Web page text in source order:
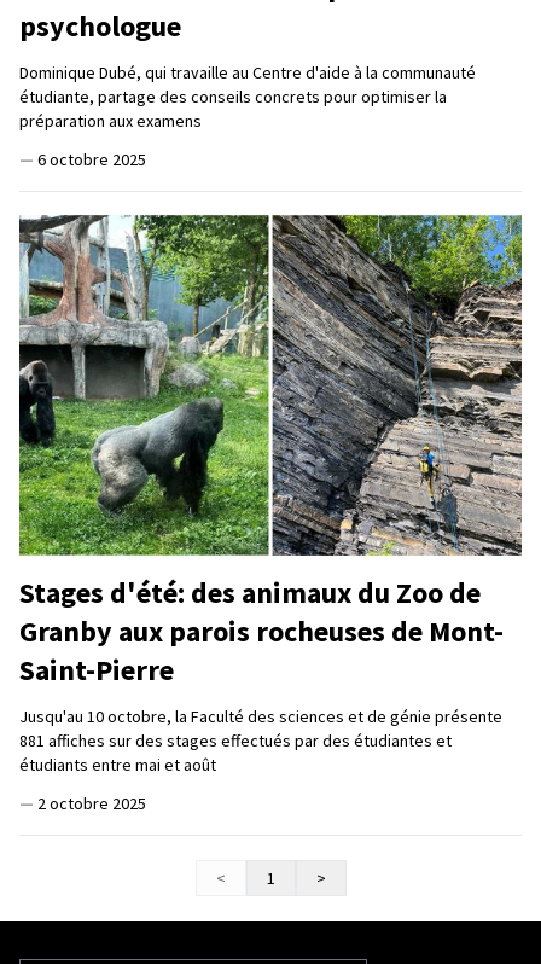
psychologue
Dominique Dubé, qui travaille au Centre d'aide à la communauté
étudiante, partage des conseils concrets pour optimiser la
préparation aux examens
— 6 octobre 2025
Stages d'été: des animaux du Zoo de
Granby aux parois rocheuses de Mont-
Saint-Pierre
Jusqu'au 10 octobre, la Faculté des sciences et de génie présente
881 affiches sur des stages effectués par des étudiantes et
étudiants entre mai et août
— 2 octobre 2025
< 1 >